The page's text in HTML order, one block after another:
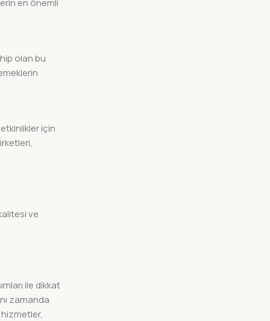
en önemli
olan bu
için
ve
ile dikkat
zamanda